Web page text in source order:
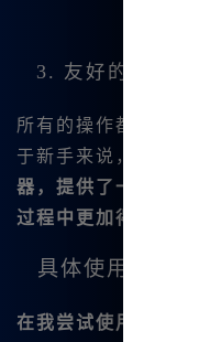
3. 友好的用户界面
所有的操作都可以
于新手来说，
器，提供了一键分割
过程中更加得心应手。
具体使用案例
在我尝试使用